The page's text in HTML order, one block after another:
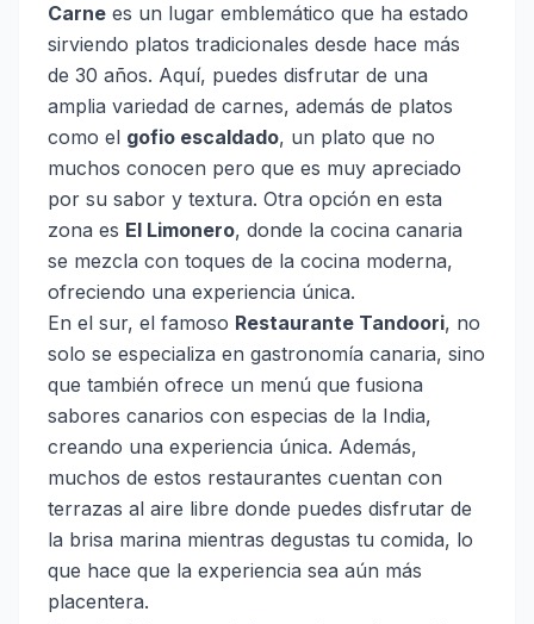
Carne es un lugar emblemático que ha estado
sirviendo platos tradicionales desde hace más
de 30 años. Aquí, puedes disfrutar de una
amplia variedad de carnes, además de platos
como el gofio escaldado, un plato que no
muchos conocen pero que es muy apreciado
por su sabor y textura. Otra opción en esta
zona es El Limonero, donde la cocina canaria
se mezcla con toques de la cocina moderna,
ofreciendo una experiencia única.
En el sur, el famoso Restaurante Tandoori, no
solo se especializa en gastronomía canaria, sino
que también ofrece un menú que fusiona
sabores canarios con especias de la India,
creando una experiencia única. Además,
muchos de estos restaurantes cuentan con
terrazas al aire libre donde puedes disfrutar de
la brisa marina mientras degustas tu comida, lo
que hace que la experiencia sea aún más
placentera.